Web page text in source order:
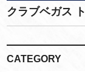
クラブベガス
CATEGORY